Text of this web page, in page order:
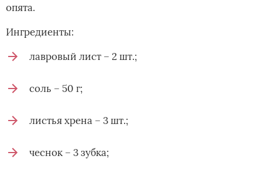
опята.
Ингредиенты:
лавровый лист – 2 шт.;
соль – 50 г;
листья хрена – 3 шт.;
чеснок – 3 зубка;